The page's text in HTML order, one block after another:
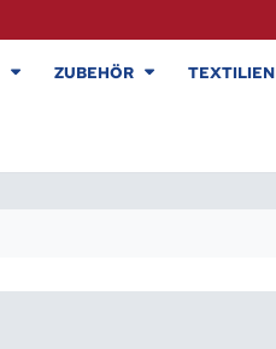
ZUBEHÖR TEXTILIEN